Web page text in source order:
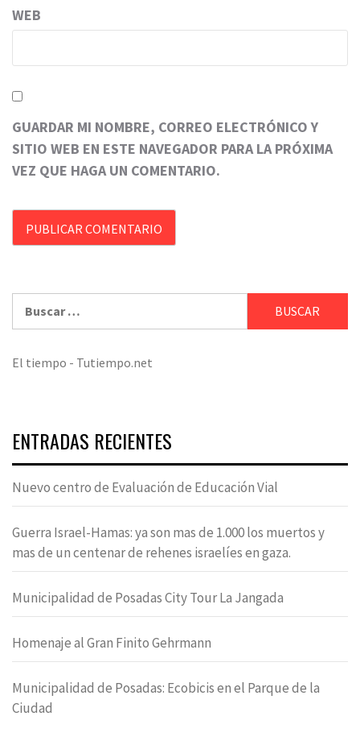
WEB
GUARDAR MI NOMBRE, CORREO ELECTRÓNICO Y
SITIO WEB EN ESTE NAVEGADOR PARA LA PRÓXIMA
VEZ QUE HAGA UN COMENTARIO.
El tiempo - Tutiempo.net
ENTRADAS RECIENTES
Nuevo centro de Evaluación de Educación Vial
Guerra Israel-Hamas: ya son mas de 1.000 los muertos y
mas de un centenar de rehenes israelíes en gaza.
Municipalidad de Posadas City Tour La Jangada
Homenaje al Gran Finito Gehrmann
Municipalidad de Posadas: Ecobicis en el Parque de la
Ciudad